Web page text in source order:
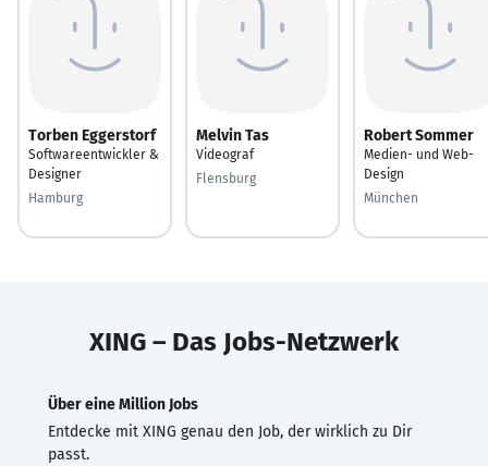
Torben Eggerstorf
Softwareentwickler &
Designer
Hamburg
Melvin Tas
Videograf
Flensburg
Robert Sommer
Medien- und Web-
Design
München
XING – Das Jobs-Netzwerk
Über eine Million Jobs
Entdecke mit XING genau den Job, der wirklich zu Dir
passt.